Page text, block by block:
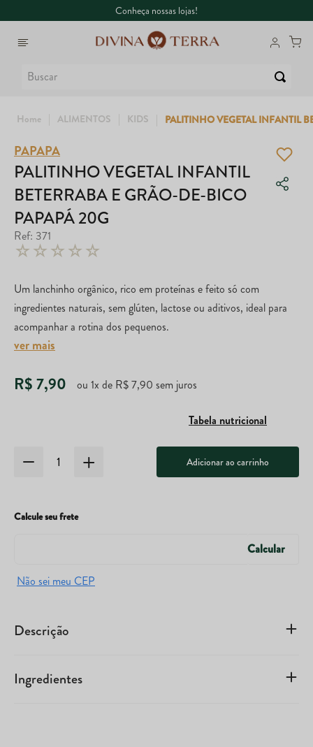
Conheça nossas lojas!
ALIMENTOS KIDS PALITINHO VEGETAL INFANTIL
PAPAPA
PALITINHO VEGETAL INFANTIL
BETERRABA E GRÃO-DE-BICO
PAPAPÁ 20G
Ref: 371
☆☆☆☆☆
Um lanchinho orgânico, rico em proteínas e feito só com
ingredientes naturais, sem glúten, lactose ou aditivos, ideal para
acompanhar a rotina dos pequenos.
ver mais
R$7,90 ou 1x de R$7,90 sem juros
Tabela nutricional
Adicionar ao carrinho
Calcule seu frete
Descrição
Ingredientes
1º Whey
2º Creatina
3 º Ômega
4 Garrafa
5 Magnésio
6 Maca Peruana
7º Coenzima Q10
10º Colágeno